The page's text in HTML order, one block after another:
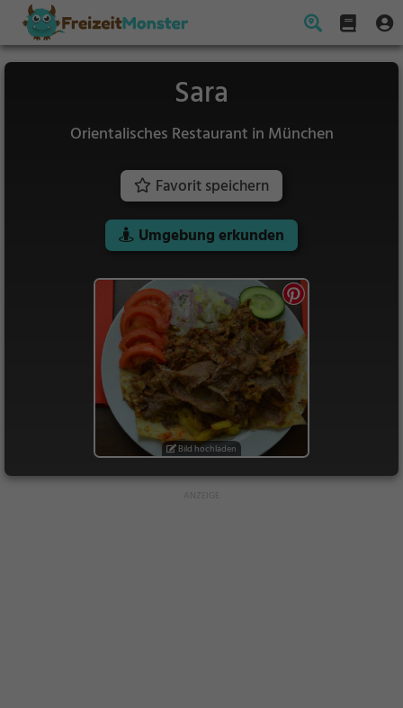
Sara
Orientalisches Restaurant in München
Favorit speichern
Umgebung erkunden
Bild hochladen